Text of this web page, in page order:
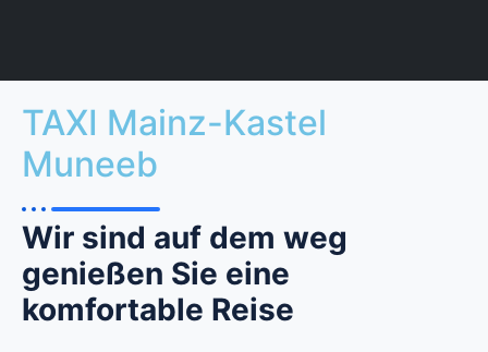
TAXI Mainz-Kastel
Muneeb
Wir sind auf dem weg
genießen Sie eine
komfortable Reise